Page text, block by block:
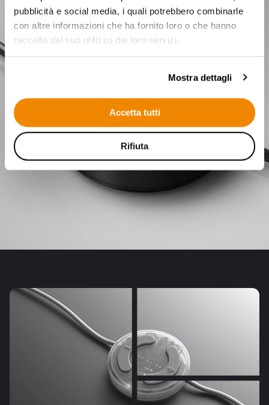
pubblicità e social media, i quali potrebbero combinarle
con altre informazioni che ha fornito loro o che hanno
raccolto dal suo utilizzo dei loro servizi.
Mostra dettagli
Accetta tutti
Rifiuta